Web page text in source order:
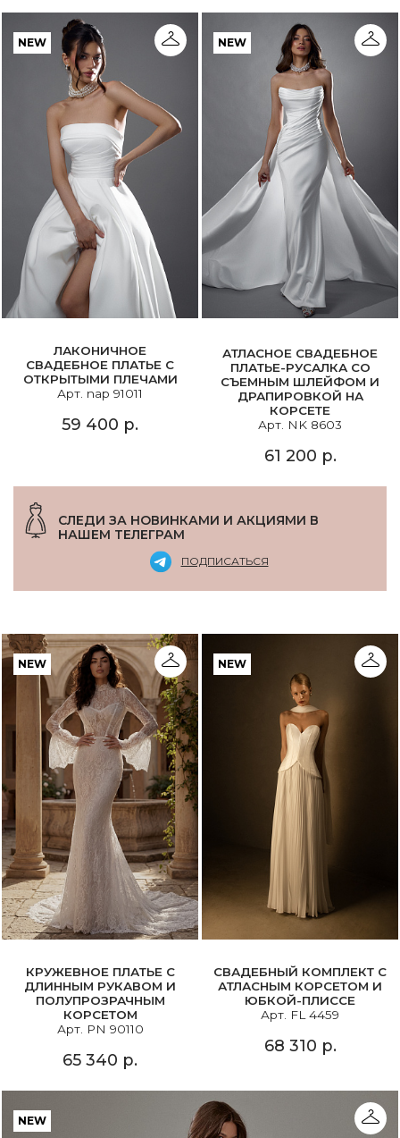
NEW
ЛАКОНИЧНОЕ
СВАДЕБНОЕ ПЛАТЬЕ С
ОТКРЫТЫМИ ПЛЕЧАМИ
Арт. nap 91011
59 400 р.
NEW
АТЛАСНОЕ СВАДЕБНОЕ
ПЛАТЬЕ-РУСАЛКА СО
СЪЕМНЫМ ШЛЕЙФОМ И
ДРАПИРОВКОЙ НА
КОРСЕТЕ
Арт. NK 8603
61 200 р.
СЛЕДИ ЗА НОВИНКАМИ И АКЦИЯМИ В
НАШЕМ ТЕЛЕГРАМ
ПОДПИСАТЬСЯ
NEW
КРУЖЕВНОЕ ПЛАТЬЕ С
ДЛИННЫМ РУКАВОМ И
ПОЛУПРОЗРАЧНЫМ
КОРСЕТОМ
Арт. PN 90110
65 340 р.
NEW
СВАДЕБНЫЙ КОМПЛЕКТ С
АТЛАСНЫМ КОРСЕТОМ И
ЮБКОЙ-ПЛИССЕ
Арт. FL 4459
68 310 р.
NEW